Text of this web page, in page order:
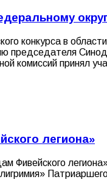
конкурса в
председателя
комиссий принял
легиона»
Фивейского